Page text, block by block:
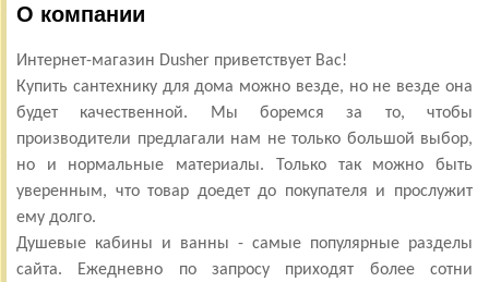
О компании
Интернет-магазин Dusher приветствует Вас!
Купить сантехнику для дома можно везде, но не везде она
будет качественной. Мы боремся за то, чтобы
производители предлагали нам не только большой выбор,
но и нормальные материалы. Только так можно быть
уверенным, что товар доедет до покупателя и прослужит
ему долго.
Душевые кабины и ванны - самые популярные разделы
сайта. Ежедневно по запросу приходят более сотни